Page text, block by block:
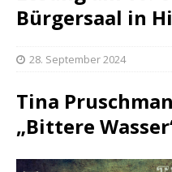
Bürgersaal in
28. September 2024
Tina
„Bittere